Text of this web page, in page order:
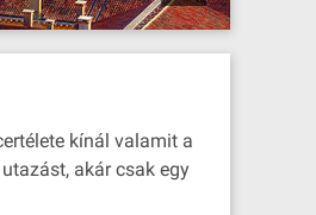
kínál valamit a
akár csak egy